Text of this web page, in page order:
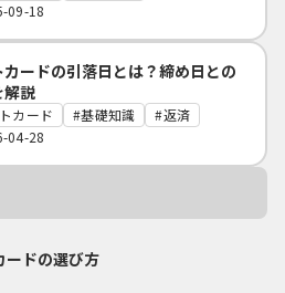
09-18
ードの引落日とは？締め日との
解説
カード 基礎知識
返済
04-28
ードの選び方